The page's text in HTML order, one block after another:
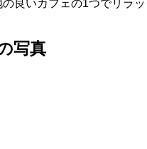
良いカフェの1つでリラ
写真